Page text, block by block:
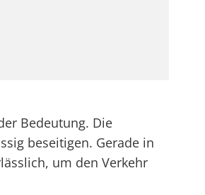
Bedeutung. Die
beseitigen. Gerade in
um den Verkehr